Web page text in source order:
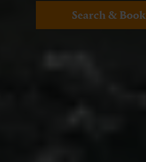
Search & Book